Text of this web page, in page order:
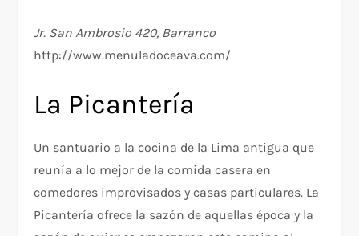
Jr. San Ambrosio 420, Barranco
http://www.menuladoceava.com/
La Picantería
Un santuario a la cocina de la Lima antigua que
reunía a lo mejor de la comida casera en
comedores improvisados y casas particulares. La
Picantería ofrece la sazón de aquellas época y la